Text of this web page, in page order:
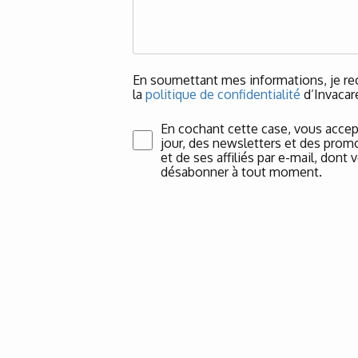
En soumettant mes informations, je
lapolitique de confidentialité
En cochant cette case, vous
jour, des newsletters et des
et de ses affiliés par e-mail, dont
désabonner à tout moment.